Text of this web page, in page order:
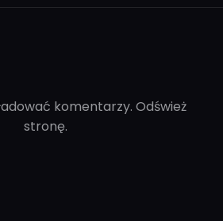
komentarzy. Odśwież
stronę.